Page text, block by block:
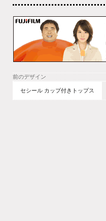
前のデザイン
セシール カップ付きトップス